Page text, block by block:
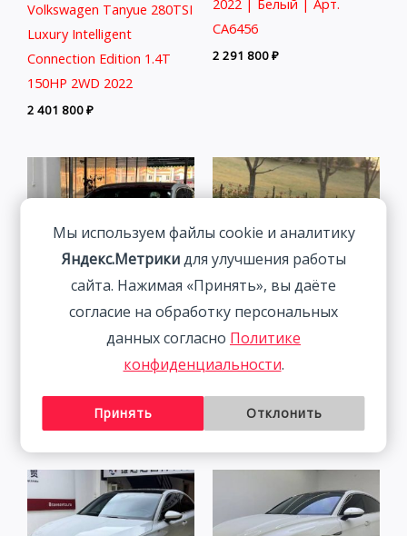
Volkswagen Tanyue 280TSI
Luxury Intelligent
Connection Edition 1.4T
150HP 2WD 2022
2 401 800₽
2022 | Белый | Арт.
CA6456
2 291 800₽
Audi A3 1.4T 150HP 2WD
2022 | Белый | Арт.
CA4282
Mazda CX-5 2.0L 155HP
2WD 2021 | Пепел | Арт.
CA5218
2 541 800₽
Мы используем файлы cookie и аналитику
Яндекс.Метрикидля улучшения работы
сайта. Нажимая «Принять», вы даёте
согласие на обработку персональных
данных согласно Политике
конфиденциальности.
Принять Отклонить